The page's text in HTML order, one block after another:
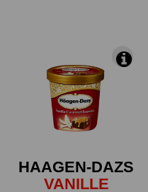
HAAGEN-DAZS
VANILLE